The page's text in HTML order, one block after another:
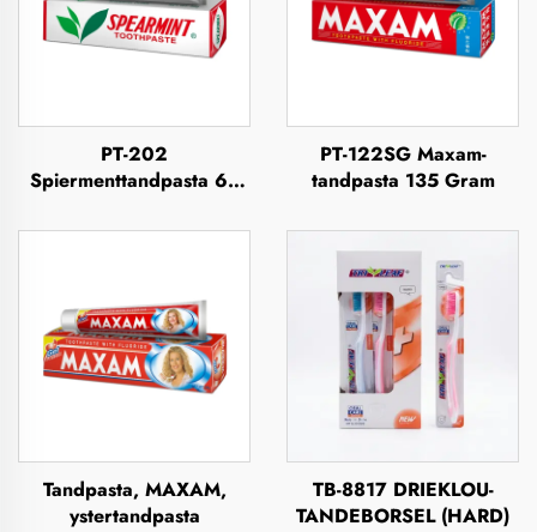
PT-202
Spiermenttandpasta 63
PT-122SG Maxam-
tandpasta 135 Gram
Tandpasta, MAXAM,
ystertandpasta
TB-8817 DRIEKLOU-
TANDEBORSEL (HARD)